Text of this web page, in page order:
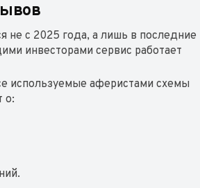
не с 2025 года, а лишь в последние
инвесторами сервис работает
используемые аферистами схемы
о: